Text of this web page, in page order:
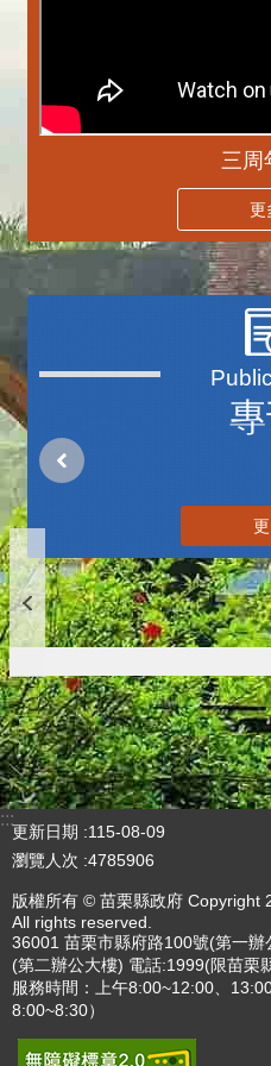
三周
更
專
:::
更新日期
115-08-09
瀏覽人次 4785906
版權所有 © 苗栗縣政府 Copyright
All rights reserved.
36001 苗栗市縣府路100號(第一
(第二辦公大樓) 電話:1999(限苗栗
服務時間：上午8:00~12:00、
8:00~8:30）